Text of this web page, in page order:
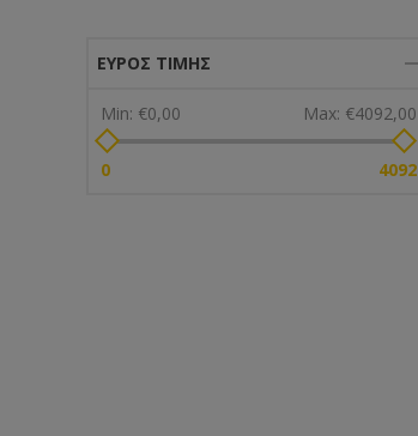
ΕΎΡΟΣ ΤΙΜΉΣ
Min: €0,00 Max: €4092,00
0 4092